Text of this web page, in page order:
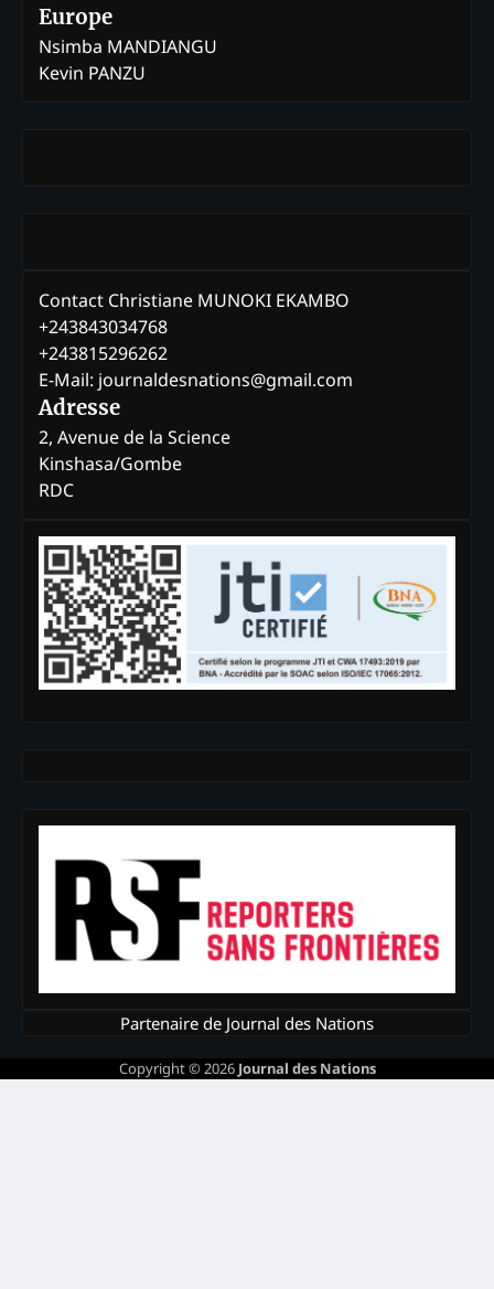
Europe
Nsimba MANDIANGU
Kevin PANZU
Contact Christiane MUNOKI EKAMBO
+243843034768
+243815296262
E-Mail: journaldesnations@gmail.com
Adresse
2, Avenue de la Science
Kinshasa/Gombe
RDC
Partenaire de Journal des Nations
Copyright © 2026 Journal des Nations